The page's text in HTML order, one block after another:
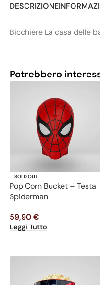
DESCRIZIONE
Bicchiere La casa delle
Potrebbero
SOLD OUT
Pop Corn Bucket – Testa
Spiderman
59,90€
Leggi Tutto